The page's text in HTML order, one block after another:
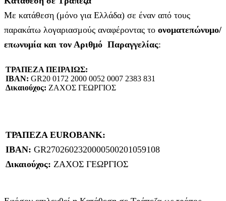
Με κατάθεση (μόνο για Ελλάδα) σε έναν από τους
παρακάτω λογαριασμούς αναφέροντας το ονοματεπώνυμο/
επωνυμία και τον Αριθμό Παραγγελίας:
ΤΡΑΠΕΖΑ ΠΕΙΡΑΙΩΣ:
IBAN: GR20 0172 2000 0052 0007 2383 831
Δικαιούχος: ΖΑΧΟΣ ΓΕΩΡΓΙΟΣ
ΤΡΑΠΕΖΑ EUROBANK:
IBAN: GR2702602320000500201059108
Δικαιούχος: ΖΑΧΟΣ ΓΕΩΡΓΙΟΣ